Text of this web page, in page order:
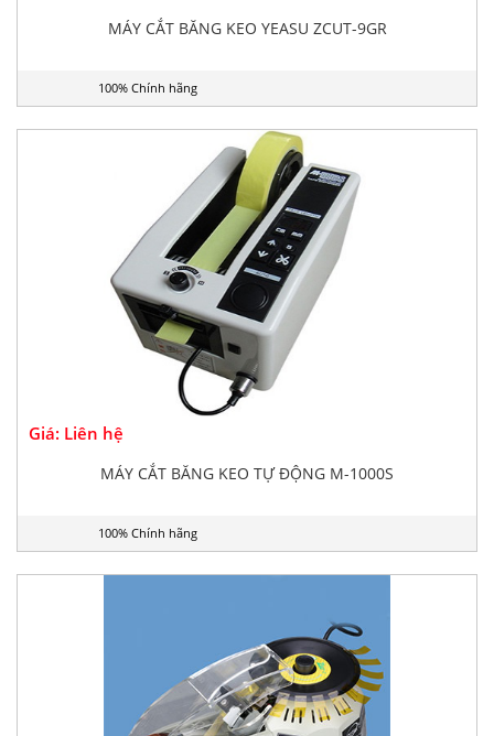
MÁY CẮT BĂNG KEO YEASU ZCUT-9GR
100% Chính hãng
Giá: Liên hệ
MÁY CẮT BĂNG KEO TỰ ĐỘNG M-1000S
100% Chính hãng